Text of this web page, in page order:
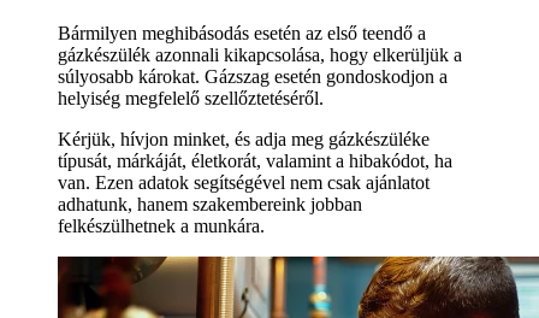
Bármilyen meghibásodás esetén az első teendő a
gázkészülék azonnali kikapcsolása, hogy elkerüljük a
súlyosabb károkat. Gázszag esetén gondoskodjon a
helyiség megfelelő szellőztetéséről.
Kérjük, hívjon minket, és adja meg gázkészüléke
típusát, márkáját, életkorát, valamint a hibakódot, ha
van. Ezen adatok segítségével nem csak ajánlatot
adhatunk, hanem szakembereink jobban
felkészülhetnek a munkára.